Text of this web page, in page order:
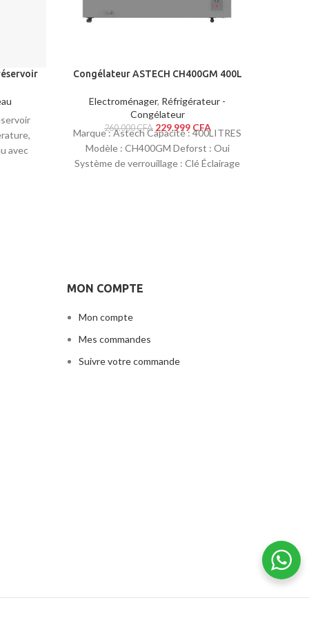
avec
Congélateur ASTECH CH400GM 400L
Electroménager, Réfrigérateur -
Congélateur
260.000CFA 229.999 CFA
Marque : Astech Capacité : 400LITRES
Modèle : CH400GM Deforst : Oui
Système de verrouillage : Clé Éclairage
MON COMPTE
Mon compte
Mes commandes
Suivre votre commande